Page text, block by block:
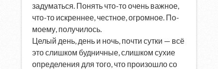
задуматься. Понять что-то очень важное,
что-то искреннее, честное, огромное. По-
моему, получилось.
Целый день, день и ночь, почти сутки — всё
это слишком будничные, слишком сухие
определения для того, что произошло со